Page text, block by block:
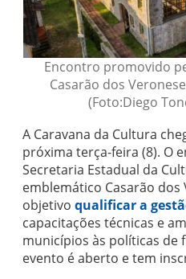
Encontro promovido
Casarão dos
(Foto:Diego
A Caravana da Cultura
próxima terça-feira (8). O
Secretaria Estadual da
emblemático Casarão
objetivo qualificar a
capacitações técnicas e
municípios às políticas de
evento é aberto e tem